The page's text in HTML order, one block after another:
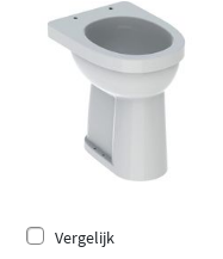
Vergelijk